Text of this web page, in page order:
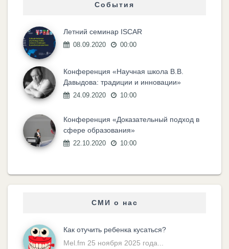
События
Летний семинар ISCAR
08.09.2020 00:00
Конференция «Научная школа В.В.
Давыдова: традиции и инновации»
24.09.2020 10:00
Конференция «Доказательный подход в
сфере образования»
22.10.2020 10:00
СМИ о нас
Как отучить ребенка кусаться?
Mel.fm 25 ноября 2025 года...